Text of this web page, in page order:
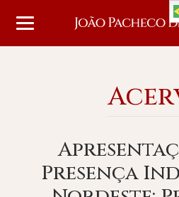
Presença